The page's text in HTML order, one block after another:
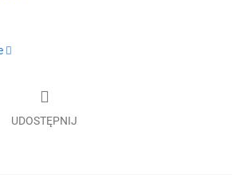
UDOSTĘPNIJ